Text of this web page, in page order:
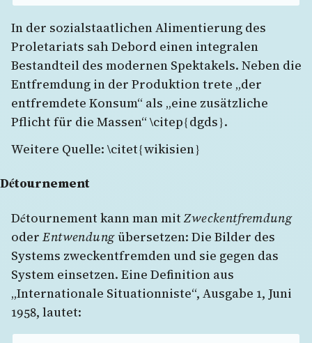
In der sozialstaatlichen Alimentierung des
Proletariats sah Debord einen integralen
Bestandteil des modernen Spektakels. Neben die
Entfremdung in der Produktion trete „der
entfremdete Konsum“ als „eine zusätzliche
Pflicht für die Massen“ \citep{dgds}.
Weitere Quelle: \citet{wikisien}
Détournement
Détournement kann man mitZweckentfremdung
oderEntwendungübersetzen: Die Bilder des
Systems zweckentfremden und sie gegen das
System einsetzen. Eine Definition aus
„Internationale Situationniste“, Ausgabe 1, Juni
1958, lautet: